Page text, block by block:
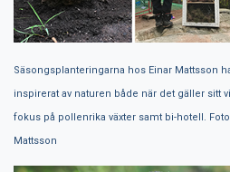
Säsongsplanteringarna hos Einar Mattsson
inspirerat av naturen både när det gäller sitt
fokus på pollenrika växter samt bi-hotell.
Mattsson